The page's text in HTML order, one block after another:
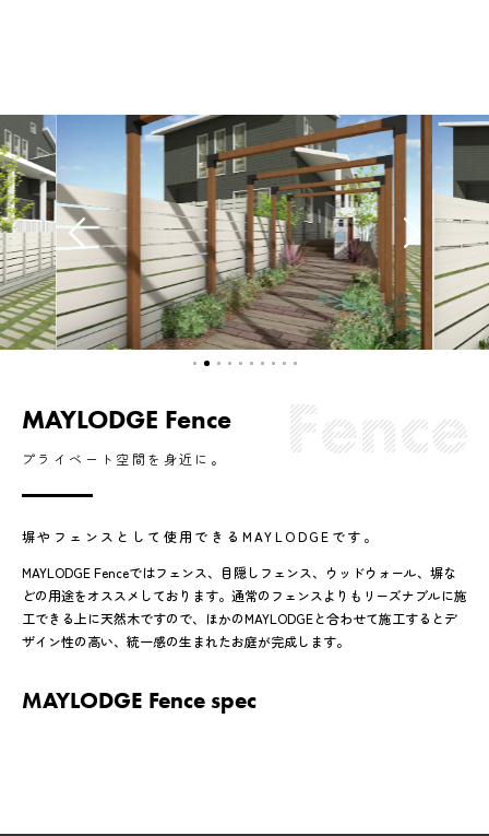
MAYLODGE Fence
プライベート空間を身近に。
塀やフェンスとして使用できるMAYLODGEです。
MAYLODGE Fenceではフェンス、目隠しフェンス、ウッドウォール、塀な
どの用途をオススメしております。通常のフェンスよりもリーズナブルに施
工できる上に天然木ですので、ほかのMAYLODGEと合わせて施工するとデ
ザイン性の高い、統一感の生まれたお庭が完成します。
MAYLODGE Fence spec